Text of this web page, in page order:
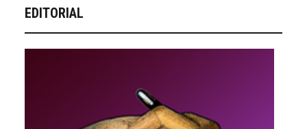
EDITORIAL